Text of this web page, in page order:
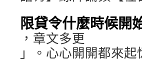
限貸令什麼時候開
，章文多更
」。心心開開都來起